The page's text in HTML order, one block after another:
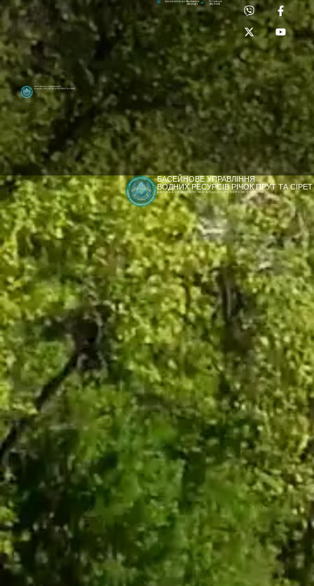
[newyear_garland]
Басейнове управління
водних ресурсів річок Прут та Сірет
Лабораторія:
(0372) 53-92-00
dpbuvr@dpbuvr.gov.uaПриймальня:
(0372) 51-14-56
БАСЕЙНОВЕ УПРАВЛІННЯ
ВОДНИХ РЕСУРСІВ РІЧОК ПРУТ ТА СІРЕТ
ДЕРЖАВНЕ АГЕНТСТВО ВОДНИХ РЕСУРСІВ УКРАЇНИ